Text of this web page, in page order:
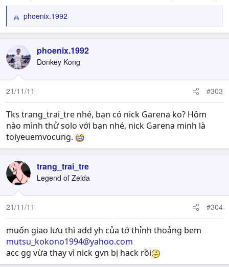
R
e
t
i
o
n
phoenix.1992
phoenix.1992
Donkey Kong
21/11/11 #303
Tks trang_trai_tre nhé, bạn có nick Garena ko? Hôm
nào mình thử solo với bạn nhé, nick Garena minh là
toiyeuemvocung.
trang_trai_tre
Legend of Zelda
21/11/11 #304
muốn giao lưu thì add yh của tớ thỉnh thoảng bem
mutsu_kokono1994@yahoo.com
acc gg vừa thay vì nick gvn bị hack rồi